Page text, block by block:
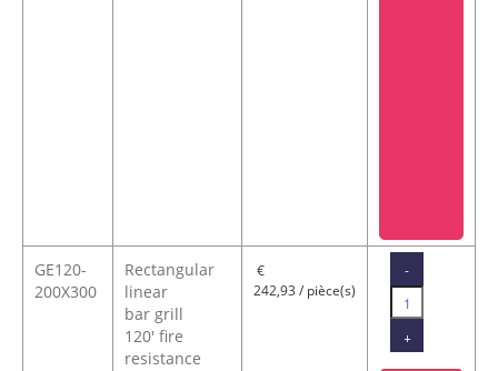
GE120-
200X300
Rectangular
linear
bar grill
120' fire
resistance
242,93 / pièce(s)